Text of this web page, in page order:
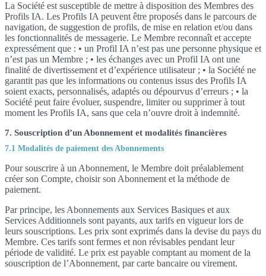
La Société est susceptible de mettre à disposition des Membres des
Profils IA. Les Profils IA peuvent être proposés dans le parcours de
navigation, de suggestion de profils, de mise en relation et/ou dans
les fonctionnalités de messagerie. Le Membre reconnaît et accepte
expressément que : • un Profil IA n’est pas une personne physique et
n’est pas un Membre ; • les échanges avec un Profil IA ont une
finalité de divertissement et d’expérience utilisateur ; • la Société ne
garantit pas que les informations ou contenus issus des Profils IA
soient exacts, personnalisés, adaptés ou dépourvus d’erreurs ; • la
Société peut faire évoluer, suspendre, limiter ou supprimer à tout
moment les Profils IA, sans que cela n’ouvre droit à indemnité.
7. Souscription d’un Abonnement et modalités financières
7.1 Modalités de paiement des Abonnements
Pour souscrire à un Abonnement, le Membre doit préalablement
créer son Compte, choisir son Abonnement et la méthode de
paiement.
Par principe, les Abonnements aux Services Basiques et aux
Services Additionnels sont payants, aux tarifs en vigueur lors de
leurs souscriptions. Les prix sont exprimés dans la devise du pays du
Membre. Ces tarifs sont fermes et non révisables pendant leur
période de validité. Le prix est payable comptant au moment de la
souscription de l’Abonnement, par carte bancaire ou virement.